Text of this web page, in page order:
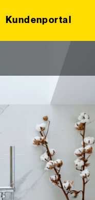
Kundenportal